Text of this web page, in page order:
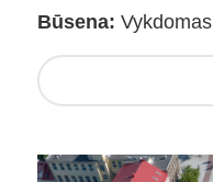
Būsena: Vykdomas